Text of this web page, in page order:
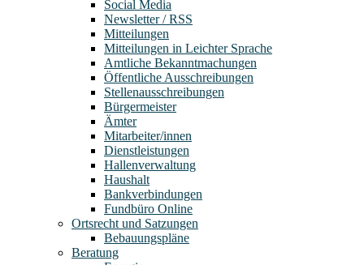
Social Media
Newsletter / RSS
Mitteilungen
Mitteilungen in Leichter Sprache
Amtliche Bekanntmachungen
Öffentliche Ausschreibungen
Stellenausschreibungen
Bürgermeister
Ämter
Mitarbeiter/innen
Dienstleistungen
Hallenverwaltung
Haushalt
Bankverbindungen
Fundbüro Online
Ortsrecht und Satzungen
Bebauungspläne
Beratung